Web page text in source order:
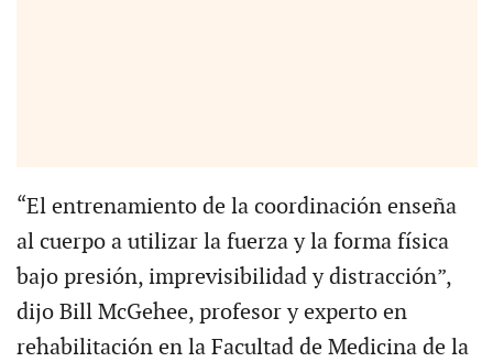
“El entrenamiento de la coordinación enseña
al cuerpo a utilizar la fuerza y la forma física
bajo presión, imprevisibilidad y distracción”,
dijo Bill McGehee, profesor y experto en
rehabilitación en la Facultad de Medicina de la